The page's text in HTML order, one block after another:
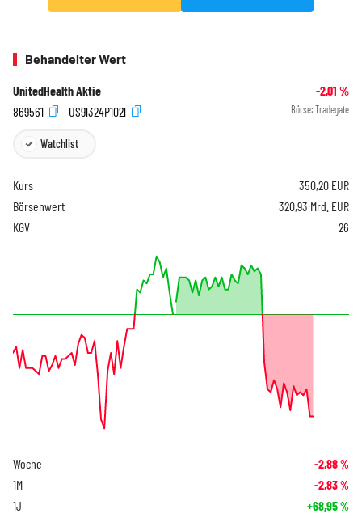
Behandelter Wert
UnitedHealth Aktie -2,01 %
869561
US91324P1021 Börse: Tradegate
Watchlist
Kurs 350,20 EUR
Börsenwert
320,93 Mrd. EUR
KGV
26
Woche -2,88%
1M -2,83%
1J +68,95%